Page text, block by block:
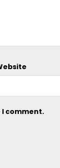
I comment.